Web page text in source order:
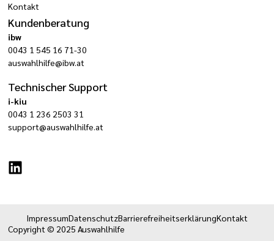
Kontakt
Kundenberatung
ibw
0043 1 545 16 71-30
auswahlhilfe@ibw.at
Technischer Support
i-kiu
0043 1 236 2503 31
support@auswahlhilfe.at
ImpressumDatenschutzBarrierefreiheitserklärungKontakt
Copyright © 2025 Auswahlhilfe